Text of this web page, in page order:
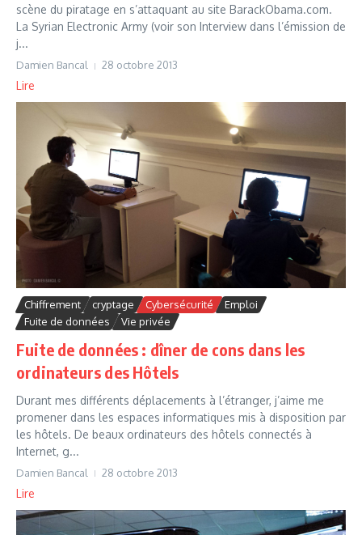
scène du piratage en s’attaquant au site BarackObama.com.
La Syrian Electronic Army (voir son Interview dans l’émission de
j...
Damien Bancal 28 octobre 2013
Lire
Chiffrement cryptage Cybersécurité
Emploi
Fuite de données
Vie privée
Fuite de données : dîner de cons dans les
ordinateurs des Hôtels
Durant mes différents déplacements à l’étranger, j’aime me
promener dans les espaces informatiques mis à disposition par
les hôtels. De beaux ordinateurs des hôtels connectés à
Internet, g...
Damien Bancal 28 octobre 2013
Lire